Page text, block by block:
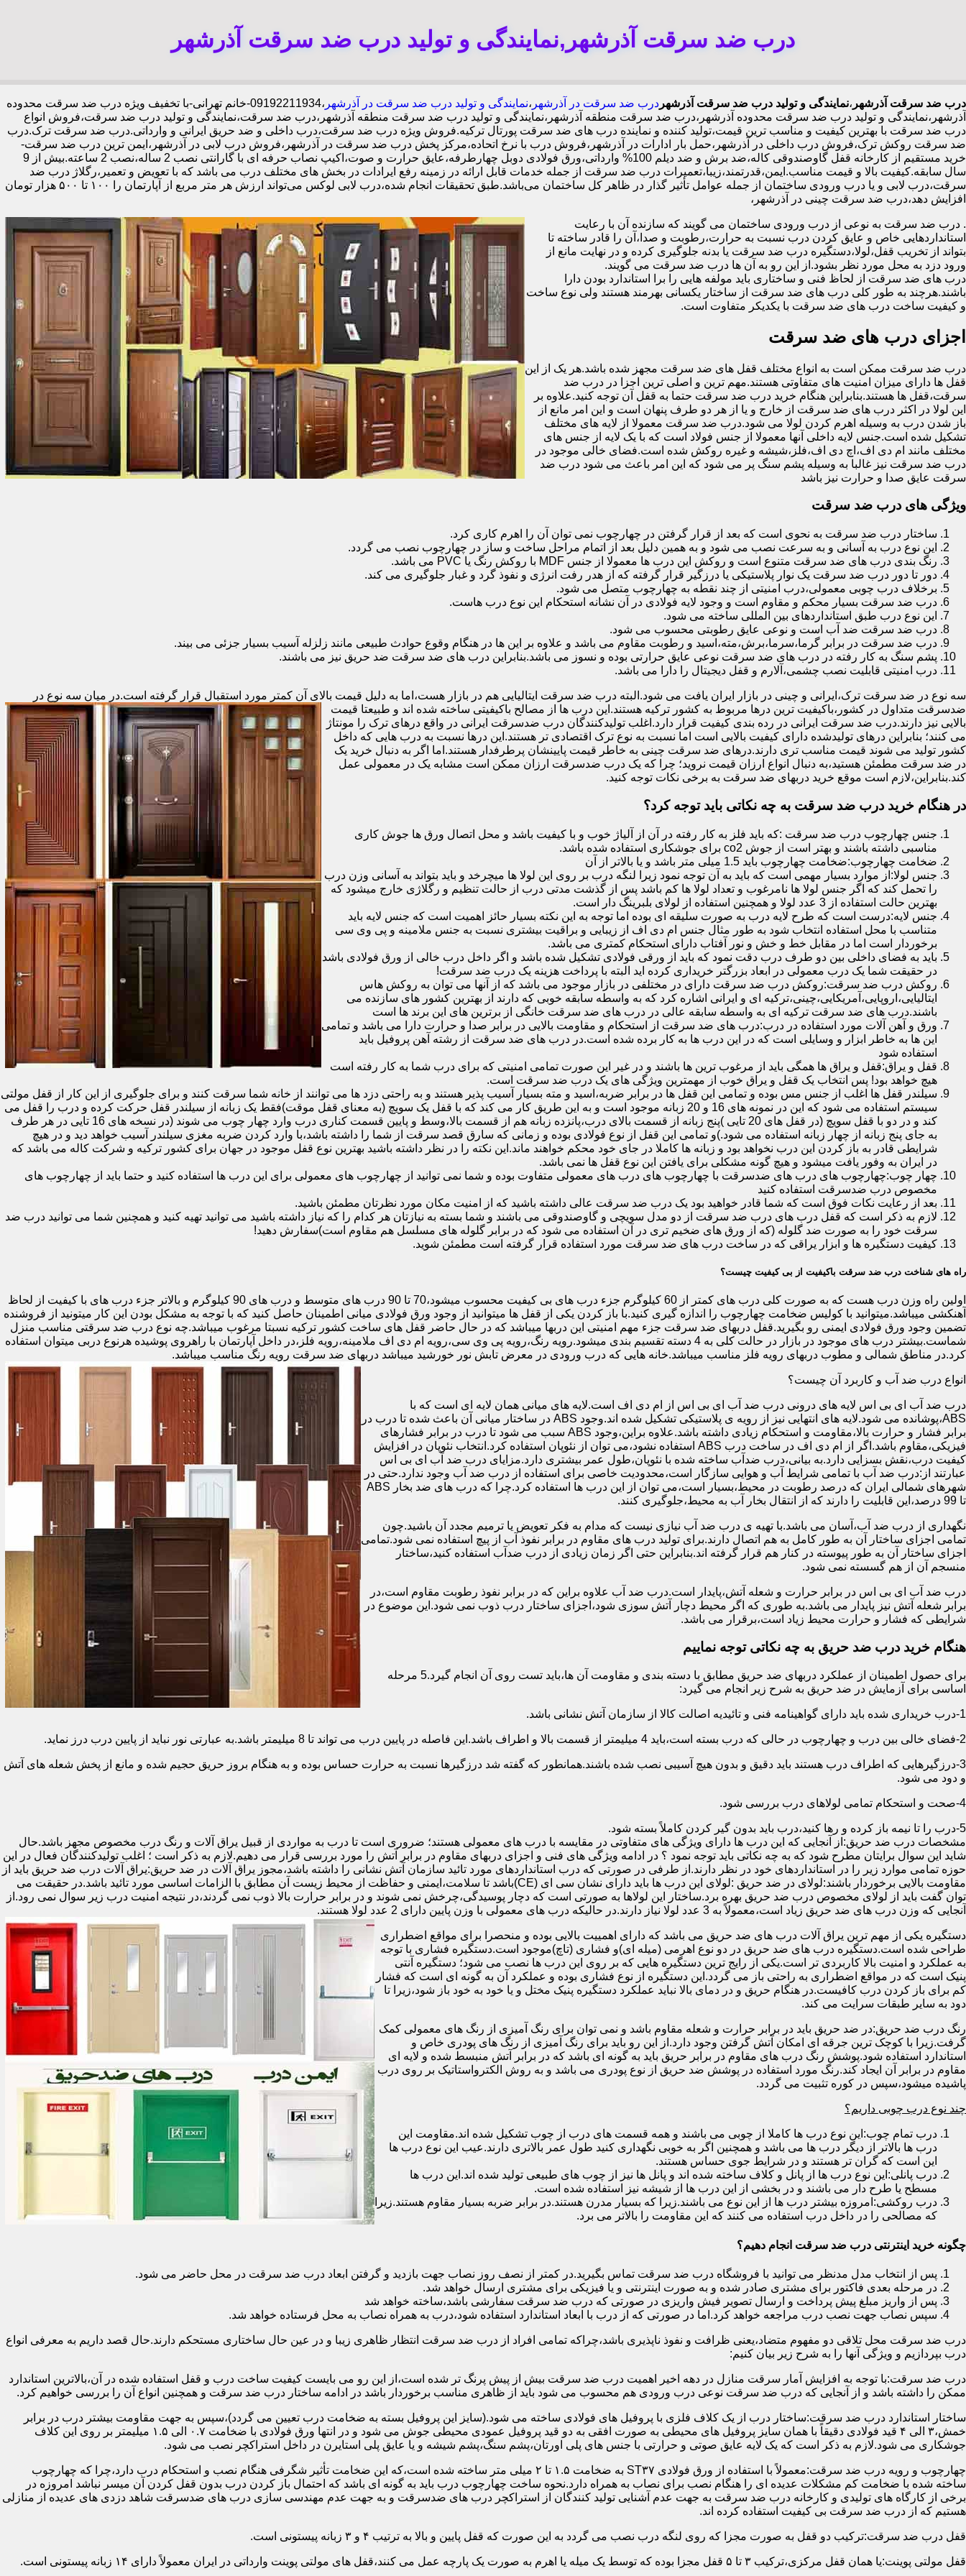
درب ضد سرقت آذرشهر,نمایندگی و تولید درب ضد سرقت آذرشهر
درب ضد سرقت آذرشهر ،نمایندگی و تولید درب ضد سرقت آذرشهر درب ضد سرقت در آذرشهر ،نمایندگی و تولید درب ضد سرقت در آذرشهر
،09192211934-خانم تهرانی-با تخفیف ویژه درب ضد سرقت محدوده
آذرشهر،نمایندگی و تولید درب ضد سرقت محدوده آذرشهر،درب ضد سرقت منطقه آذرشهر،نمایندگی و تولید درب ضد سرقت منطقه آذرشهر،درب ضد سرقت،نمایندگی و تولید درب ضد سرقت،فروش انواع
درب ضد سرقت با بهترین کیفیت و مناسب ترین قیمت،تولید کننده و نماینده درب های ضد سرقت پورتال ترکیه.فروش ویژه درب ضد سرقت،درب داخلی و ضد حریق ایرانی و وارداتی.درب ضد سرقت ترک.درب
ضد سرقت روکش ترک،فروش درب داخلی در آذرشهر،حمل بار ادارات در آذرشهر،فروش درب با نرخ اتحاده،مرکز پخش درب ضد سرقت در آذرشهر،فروش درب لابی در آذرشهر،ایمن ترین درب ضد سرقت-
خرید مستقیم از کارخانه قفل گاوصندوقی کاله،ضد برش و ضد دیلم 100% وارداتی،ورق فولادی دوبل چهارطرفه،عایق حرارت و صوت،اکیپ نصاب حرفه ای با گارانتی نصب 2 ساله،نصب 2 ساعته.بیش از 9
سال سابقه.کیفیت بالا و قیمت مناسب.ایمن،قدرتمند،زیبا،تعمیرات درب ضد سرقت از جمله خدمات قابل ارائه در زمینه رفع ایرادات در بخش های مختلف درب می باشد که با تعویض و تعمیر،رگلاژ درب ضد
سرقت،درب لابی و یا درب ورودی ساختمان از جمله عوامل تأثیر گذار در ظاهر کل ساختمان می‌باشد.طبق تحقیقات انجام شده،درب لابی لوکس می‌تواند ارزش هر متر مربع از آپارتمان را ۱۰۰ تا ۵۰۰ هزار تومان
افزایش دهد،درب ضد سرقت چینی در آذرشهر،
. درب ضد سرقت به نوعی از درب ورودی ساختمان می گویند که سازنده آن با رعایت
استانداردهایی خاص و عایق کردن درب نسبت به حرارت،رطوبت و صدا،آن را قادر ساخته تا
بتواند از تخریب قفل،لولا،دستگیره درب ضد سرقت یا بدنه جلوگیری کرده و در نهایت مانع از
ورود دزد به محل مورد نظر بشود.از این رو به آن ها درب ضد سرقت می گویند.
درب های ضد سرقت از لحاظ فنی و ساختاری باید مولفه هایی را برا استاندارد بودن دارا
باشند.هرچند به طور کلی درب های ضد سرقت از ساختار یکسانی بهرمند هستند ولی نوع ساخت
و کیفیت ساخت درب های ضد سرقت با یکدیکر متفاوت است.
اجزای درب های ضد سرقت
درب ضد سرقت ممکن است به انواع مختلف قفل های ضد سرقت مجهز شده باشد.هر یک از این
قفل ها دارای میزان امنیت های متفاوتی هستند.مهم ترین و اصلی ترین اجزا در درب ضد
سرقت،قفل ها هستند.بنابراین هنگام خرید درب ضد سرقت حتما به قفل آن توجه کنید.علاوه بر
این لولا در اکثر درب های ضد سرقت از خارج و یا از هر دو طرف پنهان است و این امر مانع از
باز شدن درب به وسیله اهرم کردن لولا می شود.درب ضد سرقت معمولا از لایه های مختلف
تشکیل شده است.جنس لایه داخلی آنها معمولا از جنس فولاد است که با یک لایه از جنس های
مختلف مانند ام دی اف،اچ دی اف،فلز،شیشه و غیره روکش شده است.فضای خالی موجود در
درب ضد سرقت نیز غالبا به وسیله پشم سنگ پر می شود که این امر باعث می شود درب ضد
سرقت عایق صدا و حرارت نیز باشد
ویژگی های درب ضد سرقت
ساختار درب ضد سرقت به نحوی است که بعد از قرار گرفتن در چهارچوب نمی توان آن را اهرم کاری کرد.
این نوع درب به آسانی و به سرعت نصب می شود و به همین دلیل بعد از اتمام مراحل ساخت و ساز در چهارچوب نصب می گردد.
رنگ بندی درب های ضد سرقت متنوع است و روکش این درب ها معمولا از جنس MDF با روکش رنگ یا PVC می باشد.
دور تا دور درب ضد سرقت یک نوار پلاستیکی یا درزگیر قرار گرفته که از هدر رفت انرژی و نفوذ گرد و غبار جلوگیری می کند.
برخلاف درب چوبی معمولی،درب امنیتی از چند نقطه به چهارچوب متصل می شود.
درب ضد سرقت بسیار محکم و مقاوم است و وجود لایه فولادی در آن نشانه استحکام این نوع درب هاست.
این نوع درب طبق استانداردهای بین المللی ساخته می شود.
درب ضد سرقت ضد آب است و نوعی عایق رطوبتی محسوب می شود.
درب ضد سرقت در برابر گرما،سرما،برش،مته،اسید و رطوبت مقاوم می باشد و علاوه بر این ها در هنگام وقوع حوادث طبیعی مانند زلزله آسیب بسیار جزئی می بیند.
پشم سنگ به کار رفته در درب های ضد سرقت نوعی عایق حرارتی بوده و نسوز می باشد.بنابراین درب های ضد سرقت ضد حریق نیز می باشند.
درب امنیتی قابلیت نصب چشمی،آلارم و قفل دیجیتال را دارا می باشد.
سه نوع در ضد سرقت ترک،ایرانی و چینی در بازار ایران یافت می شود.البته درب ضد سرقت ایتالیایی هم در بازار هست،اما به دلیل قیمت بالای آن کمتر مورد استقبال قرار گرفته است.در میان سه نوع در
ضدسرقت متداول در کشور،باکیفیت ترین درها مربوط به کشور ترکیه هستند.این درب ها از مصالح باکیفیتی ساخته شده اند و طبیعتا قیمت
بالایی نیز دارند.درب ضد سرقت ایرانی در رده بندی کیفیت قرار دارد.اغلب تولیدکنندگان درب ضدسرقت ایرانی در واقع درهای ترک را مونتاژ
می کنند؛ بنابراین درهای تولیدشده دارای کیفیت بالایی است اما نسبت به نوع ترک اقتصادی تر هستند.این درها نسبت به درب هایی که داخل
کشور تولید می شوند قیمت مناسب تری دارند.درهای ضد سرقت چینی به خاطر قیمت پایینشان پرطرفدار هستند.اما اگر به دنبال خرید یک
در ضد سرقت مطمئن هستید،به دنبال انواع ارزان قیمت نروید؛ چرا که یک درب ضدسرقت ارزان ممکن است مشابه یک در معمولی عمل
کند.بنابراین،لازم است موقع خرید دربهای ضد سرقت به برخی نکات توجه کنید.
در هنگام خرید درب ضد سرقت به چه نکاتی باید توجه کرد؟
جنس چهارچوب درب ضد سرقت :که باید فلز به کار رفته در آن از آلیاژ خوب و با کیفیت باشد و محل اتصال ورق ها جوش کاری
مناسبی داشته باشند و بهتر است از جوش co2 برای جوشکاری استفاده شده باشد.
ضخامت چهارچوب:ضخامت چهارچوب باید 1.5 میلی متر باشد و یا بالاتر از آن
جنس لولا:از موارد بسیار مهمی است که باید به آن توجه نمود زیرا لنگه درب بر روی این لولا ها میچرخد و باید بتواند به آسانی وزن درب
را تحمل کند که اگر جنس لولا ها نامرغوب و تعداد لولا ها کم باشد پس از گذشت مدتی درب از حالت تنظیم و رگلاژی خارج میشود که
بهترین حالت استفاده از 3 عدد لولا و همچنین استفاده از لولای بلبرینگ دار است.
جنس لایه:درست است که طرح لایه درب به صورت سلیقه ای بوده اما توجه به این نکته بسیار حائز اهمیت است که جنس لایه باید
متناسب با محل استفاده انتخاب شود به طور مثال جنس ام دی اف از زیبایی و براقیت بیشتری نسبت به جنس ملامینه و پی وی سی
برخوردار است اما در مقابل خط و خش و نور آفتاب دارای استحکام کمتری می باشد.
باید به فضای داخلی بین دو طرف درب دقت نمود که باید از ورقی فولادی تشکیل شده باشد و اگر داخل درب خالی از ورق فولادی باشد
در حقیقت شما یک درب معمولی در ابعاد بزرگتر خریداری کرده اید البته با پرداخت هزینه یک درب ضد سرقت!
روکش درب ضد سرقت:روکش درب ضد سرقت دارای در مختلفی در بازار موجود می باشد که از آنها می توان به روکش هاس
ایتالیایی،اروپایی،آمریکایی،چینی،ترکیه ای و ایرانی اشاره کرد که به واسطه سابقه خوبی که دارند از بهترین کشور های سازنده می
باشند.درب های ضد سرقت ترکیه ای به واسطه سابقه عالی در درب های ضد سرقت خانگی از برترین های این برند ها است
ورق و آهن آلات مورد استفاده در درب:درب های ضد سرقت از استحکام و مقاومت بالایی در برابر صدا و حرارت دارا می باشد و تمامی
این ها به خاطر ابزار و وسایلی است که در این درب ها به کار برده شده است.در درب های ضد سرقت از رشته آهن پروفیل باید
استفاده شود
قفل و یراق:قفل و یراق ها همگی باید از مرغوب ترین ها باشند و در غیر این صورت تمامی امنیتی که برای درب شما به کار رفته است
هیچ خواهد بود! پس انتخاب یک قفل و یراق خوب از مهمترین ویژگی های یک درب ضد سرقت است.
سیلندر قفل ها اغلب از جنس مس بوده و تمامی این قفل ها در برابر ضربه،اسید و مته بسیار آسیب پذیر هستند و به راحتی دزد ها می توانند از خانه شما سرقت کنند و برای جلوگیری از این کار از قفل مولتی
سیستم استفاده می شود که این در نمونه های 16 و 20 زبانه موجود است و به این طریق کار می کند که با قفل یک سویچ (به معنای قفل موقت)فقط یک زبانه از سیلندر قفل حرکت کرده و درب را قفل می
کند و در دو با قفل سویچ (در قفل های 20 تایی )پنج زبانه از قسمت بالای درب،پانزده زبانه هم از قسمت بالا،وسط و پایین قسمت کناری درب وارد چهار چوب می شوند (در نسخه های 16 تایی در هر طرف
به جای پنج زبانه از چهار زبانه استفاده می شود.)و تمامی این قفل از نوع فولادی بوده و زمانی که سارق قصد سرقت از شما را داشته باشد،با وارد کردن ضربه مغزی سیلندر آسیب خواهد دید و در هیچ
شرایطی قادر به باز کردن این درب نخواهد بود و زبانه ها کاملا در جای خود محکم خواهند ماند.این نکته را در نظر داشته باشید بهترین نوع قفل موجود در جهان برای کشور ترکیه و شرکت کاله می باشد که
در ایران به وفور یافت میشود و هیچ گونه مشکلی برای یافتن این نوع قفل ها نمی باشد.
چهار چوب:چهارچوب های درب های ضدسرقت با چهارچوب های درب های معمولی متفاوت بوده و شما نمی توانید از چهارچوب های معمولی برای این درب ها استفاده کنید و حتما باید از چهارچوب های
مخصوص درب ضدسرقت استفاده کنید
بعد از رعایت نکات فوق است که شما قادر خواهید بود یک درب ضد سرقت عالی داشته باشید که از امنیت مکان مورد نظرتان مطمئن باشید.
لازم به ذکر است که قفل درب های درب ضد سرقت از دو مدل سویچی و گاوصندوقی می باشند و شما بسته به نیازتان هر کدام را که نیاز داشته باشید می توانید تهیه کنید و همچنین شما می توانید درب ضد
سرقت خود را به صورت ضد گلوله (که از ورق های ضخیم تری در آن استفاده می شود که در برابر گلوله های مسلسل هم مقاوم است)سفارش دهید!
کیفیت دستگیره ها و ابزار یراقی که در ساخت درب های ضد سرقت مورد استفاده قرار گرفته است مطمئن شوید.
راه های شناخت درب ضد سرقت باکیفیت از بی کیفیت چیست؟
اولین راه وزن درب هست که به صورت کلی درب های کمتر از 60 کیلوگرم جزء درب های بی کیفیت محسوب میشود،70 تا 90 درب های متوسط و درب های 90 کیلوگرم و بالاتر جزء درب های با کیفیت از لحاظ
آهنکشی میباشد.میتوانید با کولیس ضخامت چهارچوب را اندازه گیری کنید.با باز کردن یکی از قفل ها میتوانید از وجود ورق فولادی میانی اطمینان حاصل کنید که با توجه به مشکل بودن این کار میتونید از فروشنده
تضمین وجود ورق فولادی ایمنی رو بگیرید.قفل دربهای ضد سرقت جزء مهم امنیتی این دربها میباشد که در حال حاضر قفل های ساخت کشور ترکیه نسبتا مرغوب میباشد.چه نوع درب ضد سرقتی مناسب منزل
شماست.بیشتر درب های موجود در بازار در حالت کلی به 4 دسته تقسیم بندی میشود.رویه رنگ،رویه پی وی سی،رویه ام دی اف ملامینه،رویه فلز،در داخل آپارتمان با راهروی پوشیده هرنوع دربی میتوان استفاده
کرد.در مناطق شمالی و مطوب دربهای رویه فلز مناسب میباشد.خانه هایی که درب ورودی در معرض تابش نور خورشید میباشد دربهای ضد سرقت رویه رنگ مناسب میباشد.
انواع درب ضد آب و کاربرد آن چیست؟
درب ضد آب ای بی اس لایه های درونی درب ضد آب ای بی اس از ام دی اف است.لایه های میانی همان لایه ای است که با
ABS،پوشانده می شود.لایه های انتهایی نیز از رویه ی پلاستیکی تشکیل شده اند.وجود ABS در ساختار میانی آن باعث شده تا درب در
برابر فشار و حرارت بالا،مقاومت و استحکام زیادی داشته باشد.علاوه براین،وجود ABS سبب می شود تا درب در برابر فشارهای
فیزیکی،مقاوم باشد.اگر از ام دی اف در ساخت درب ABS استفاده نشود،می توان از نئوپان استفاده کرد.انتخاب نئوپان در افزایش
کیفیت درب،نقش بسزایی دارد.به بیانی،درب ضدآب ساخته شده با نئوپان،طول عمر بیشتری دارد.مزایای درب ضد آب ای بی اس
عبارتند از:درب ضد آب با تمامی شرایط آب و هوایی سازگار است،محدودیت خاصی برای استفاده از درب ضد آب وجود ندارد.حتی در
شهرهای شمالی ایران که درصد رطوبت در محیط،بسیار است،می توان از این درب ها استفاده کرد.چرا که درب های ضد بخار ABS
تا 99 درصد،این قابلیت را دارند که از انتقال بخار آب به محیط،جلوگیری کنند.
نگهداری از درب ضد آب،آسان می باشد.با تهیه ی درب ضد آب نیازی نیست که مدام به فکر تعویض یا ترمیم مجدد آن باشید.چون
تمامی اجزای ساختار آن به طور کامل به هم اتصال دارند.برای تولید درب های مقاوم در برابر نفوذ آب از پیچ استفاده نمی شود.تمامی
اجزای ساختار آن به طور پیوسته در کنار هم قرار گرفته اند.بنابراین حتی اگر زمان زیادی از درب ضدآب استفاده کنید،ساختار
منسجم آن از هم گسسته نمی شود.
درب ضد آب ای بی اس در برابر حرارت و شعله آتش،پایدار است.درب ضد آب علاوه براین که در برابر نفوذ رطوبت مقاوم است،در
برابر شعله آتش نیز پایدار می باشد.به طوری که اگر محیط دچار آتش سوزی شود،اجزای ساختار درب ذوب نمی شود.این موضوع در
شرایطی که فشار و حرارت محیط زیاد است،برقرار می باشد.
هنگام خرید درب ضد حریق به چه نکاتی توجه نماییم
برای حصول اطمینان از عملکرد دربهای ضد حریق مطابق با دسته بندی و مقاومت آن ها،باید تست روی آن انجام گیرد.5 مرحله
اساسی برای آزمایش در ضد حریق به شرح زیر انجام می گیرد:
1-درب خریداری شده باید دارای گواهینامه فنی و تائیدیه اصالت کالا از سازمان آتش نشانی باشد.
2-فضای خالی بین درب و چهارچوب در حالی که درب بسته است،باید 4 میلیمتر از قسمت بالا و اطراف باشد.این فاصله در پایین درب می تواند تا 8 میلیمتر باشد.به عبارتی نور نباید از پایین درب درز نماید.
3-درزگیرهایی که اطراف درب هستند باید دقیق و بدون هیچ آسیبی نصب شده باشند.همانطور که گفته شد درزگیرها نسبت به حرارت حساس بوده و به هنگام بروز حریق حجیم شده و مانع از پخش شعله های آتش
و دود می شود.
4-صحت و استحکام تمامی لولاهای درب بررسی شود.
5-درب را تا نیمه باز کرده و رها کنید،درب باید بدون گیر کردن کاملاً بسته شود.
مشخصات درب ضد حریق:از آنجایی که این درب ها دارای ویژگی های متفاوتی در مقایسه با درب های معمولی هستند؛ ضروری است تا درب به مواردی از قبیل یراق آلات و رنگ درب مخصوص مجهز باشد.حال
شاید این سوال برایتان مطرح شود که به چه نکاتی باید توجه نمود ؟ در ادامه ویژگی های فنی و اجزای دربهای مقاوم در برابر آتش را مورد بررسی قرار می دهیم.لازم به ذکر است ؛ اغلب تولیدکنندگان فعال در این
حوزه تمامی موارد زیر را در استانداردهای خود در نظر دارند.از طرفی در صورتی که درب استانداردهای مورد تائید سازمان آتش نشانی را داشته باشد،مجوز یراق آلات در ضد حریق:یراق آلات درب ضد حریق باید از
مقاومت بالایی برخوردار باشند:لولای در ضد حریق :لولای این درب ها باید دارای نشان سی ای (CE)باشد تا سلامت،ایمنی و حفاظت از محیط زیست آن مطابق با الزامات اساسی مورد تائید باشد.در حقیقت می
توان گفت باید از لولای مخصوص درب ضد حریق بهره برد.ساختار این لولاها به صورتی است که دچار پوسیدگی،چرخش نمی شوند و در برابر حرارت بالا ذوب نمی گردند،در نتیجه امنیت درب زیر سوال نمی رود.از
آنجایی که وزن درب های ضد حریق زیاد است،معمولاً به 3 عدد لولا نیاز دارند.در حالیکه درب های معمولی با وزن پایین دارای 2 عدد لولا هستند.
دستگیره یکی از مهم ترین یراق آلات درب های ضد حریق می باشد که دارای اهمییت بالایی بوده و منحصرا برای مواقع اضطراری
طراحی شده است.دستگیره درب های ضد حریق در دو نوع اهرمی (میله ای)و فشاری (تاچ)موجود است.دستگیره فشاری با توجه
به عملکرد و امنیت بالا کاربردی تر است.یکی از رایج ترین دستگیره هایی که بر روی این درب ها نصب می شود؛ دستگیره آنتی
پنیک است که در مواقع اضطراری به راحتی باز می گردد.این دستگیره از نوع فشاری بوده و عملکرد آن به گونه ای است که فشار
کم برای باز کردن درب کافیست.در هنگام حریق و در دمای بالا نباید عملکرد دستگیره پنیک مختل و یا خود به خود باز شود،زیرا تا
دود به سایر طبقات سرایت می کند.
رنگ درب ضد حریق:در ضد حریق باید در برابر حرارت و شعله مقاوم باشد و نمی توان برای رنگ آمیزی از رنگ های معمولی کمک
گرفت.زیرا با کوچک ترین جرقه ای امکان آتش گرفتن وجود دارد.از این رو باید برای رنگ آمیزی از رنگ های پودری خاص و
استاندارد استفاده شود.پوشش رنگ درب های مقاوم در برابر حریق باید به گونه ای باشد که در برابر آتش منبسط شده و لایه ای
مقاوم در برابر آن ایجاد کند.رنگ مورد استفاده در پوشش ضد حریق از نوع پودری می باشد و به روش الکترواستاتیک بر روی درب
پاشیده میشود،سپس در کوره تثبیت می گردد.
چند نوع درب چوبی داریم؟
درب تمام چوب:این نوع درب ها کاملا از چوبی می باشند و همه قسمت های درب از چوب تشکیل شده اند.مقاومت این
درب ها بالاتر از دیگر درب ها می باشد و همچنین اگر به خوبی نگهداری کنید طول عمر بالاتری دارند.عیب این نوع درب ها
این است که گران تر هستند و در شرایط جوی حساس هستند.
درب پانلی:این نوع درب ها از پانل و کلاف ساخته شده اند و پانل ها نیز از چوب های طبیعی تولید شده اند.این درب ها
مسطح یا طرح دار می باشند و در بخشی از این درب ها از شیشه نیز استفاده شده است.
درب روکشی:امروزه بیشتر درب ها از این نوع می باشند.زیرا که بسیار مدرن هستند.در برابر ضربه بسیار مقاوم هستند.زیرا
که مصالحی را در داخل درب استفاده می کنند که این مقاومت را بالاتر می برد.
چگونه خرید اینترنتی درب ضد سرقت انجام دهیم؟
پس از انتخاب مدل مدنظر می توانید با فروشگاه درب ضد سرقت تماس بگیرید.در کمتر از نصف روز نصاب جهت بازدید و گرفتن ابعاد درب ضد سرقت در محل حاضر می شود.
در مرحله بعدی فاکتور برای مشتری صادر شده و به صورت اینترنتی و یا فیزیکی برای مشتری ارسال خواهد شد.
پس از واریز مبلغ پیش پرداخت و ارسال تصویر فیش واریزی در صورتی که درب ضد سرقت سفارشی باشد،ساخته خواهد شد
سپس نصاب جهت نصب درب مراجعه خواهد کرد.اما در صورتی که از درب با ابعاد استاندارد استفاده شود،درب به همراه نصاب به محل فرستاده خواهد شد.
درب ضد سرقت محل تلاقی دو مفهوم متضاد،یعنی ظرافت و نفوذ ناپذیری باشد،چراکه تمامی افراد از درب ضد سرقت انتظار ظاهری زیبا و در عین حال ساختاری مستحکم دارند.حال قصد داریم به معرفی انواع
درب بپردازیم و ویژگی آنها را به شرح زیر بیان کنیم:
درب ضد سرقت:با توجه به افزایش آمار سرقت منازل در دهه اخیر اهمیت درب ضد سرقت بیش از پیش پرنگ تر شده است،از این رو می بایست کیفیت ساخت درب و قفل استفاده شده در آن،بالاترین استاندارد
ممکن را داشته باشد و از آنجایی که درب ضد سرقت نوعی درب ورودی هم محسوب می شود باید از ظاهری مناسب برخوردار باشد در ادامه ساختار درب ضد سرقت و همچنین انواع آن را بررسی خواهیم کرد.
ساختار استاندارد درب ضد سرقت:ساختار درب از یک کلاف فلزی با پروفیل های فولادی ساخته می شود.(سایز این پروفیل بسته به ضخامت درب تعیین می گردد)،سپس به جهت مقاومت بیشتر درب در برابر
خمش،۳ الی ۴ قید فولادی دقیقاً با همان سایز پروفیل های محیطی به صورت افقی به دو قید پروفیل عمودی محیطی جوش می شود و در انتها ورق فولادی با ضخامت ۰.۷ الی ۱.۵ میلیمتر بر روی این کلاف
جوشکاری می شود.لازم به ذکر است که یک لایه عایق صوتی و حرارتی با جنس های پلی اورتان،پشم سنگ،پشم شیشه و یا عایق پلی استایرن در داخل استراکچر نصب می شود.
چهارچوب و رویه درب ضد سرقت:معمولاً با استفاده از ورق فولادی ST۳۷ به ضخامت ۱.۵ تا ۲ میلی متر ساخته شده است،که این ضخامت تأثیر شگرفی هنگام نصب و استحکام درب دارد،چرا که چهارچوب
ساخته شده با ضخامت کم مشکلات عدیده ای را هنگام نصب برای نصاب به همراه دارد.نحوه ساخت چهارچوب درب باید به گونه ای باشد که احتمال باز کردن درب بدون قفل کردن آن میسر نباشد امروزه در
برخی از کارگاه های تولیدی و کارخانه درب ضد سرقت به جهت عدم آشنایی تولید کنندگان از استراکچر درب های ضدسرقت و به جهت عدم مهندسی سازی درب های ضدسرقت شاهد دزدی های عدیده از منازلی
هستیم که از درب ضد سرقت بی کیفیت استفاده کرده اند.
قفل درب ضد سرقت:ترکیب دو قفل به صورت مجزا که روی لنگه درب نصب می گردد به این صورت که قفل پایین و بالا به ترتیب ۴ و ۳ زبانه پیستونی است.
قفل مولتی پوینت:یا همان قفل مرکزی،ترکیب ۳ تا ۵ قفل مجزا بوده که توسط یک میله یا اهرم به صورت یک پارچه عمل می کنند،قفل های مولتی پوینت وارداتی در ایران معمولاً دارای ۱۴ زبانه پیستونی است.